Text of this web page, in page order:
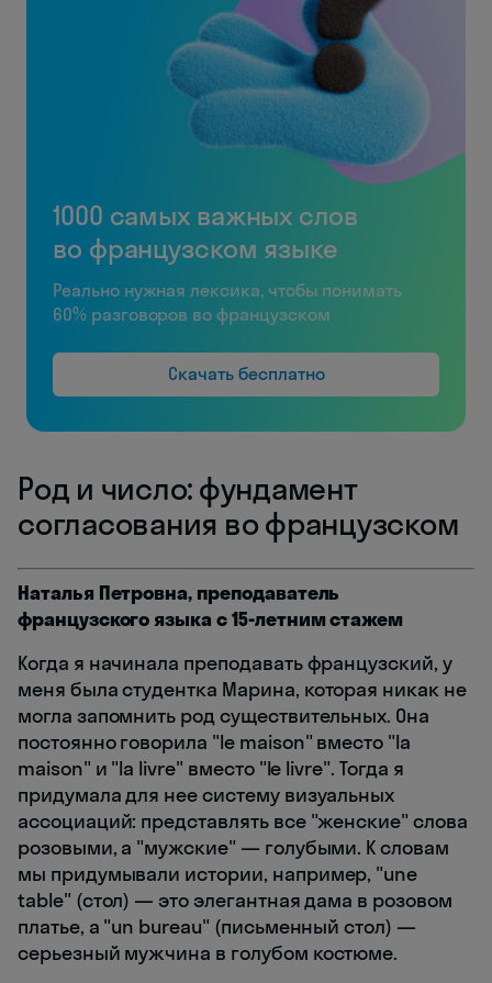
1000 самых важных слов
во французском языке
Реально нужная лексика, чтобы понимать
60% разговоров во французском
Скачать бесплатно
Род и число: фундамент
согласования во французском
Наталья Петровна, преподаватель
французского языка с 15-летним стажем
Когда я начинала преподавать французский, у
меня была студентка Марина, которая никак не
могла запомнить род существительных. Она
постоянно говорила "le maison" вместо "la
maison" и "la livre" вместо "le livre". Тогда я
придумала для нее систему визуальных
ассоциаций: представлять все "женские" слова
розовыми, а "мужские" — голубыми. К словам
мы придумывали истории, например, "une
table" (стол) — это элегантная дама в розовом
платье, а "un bureau" (письменный стол) —
серьезный мужчина в голубом костюме.